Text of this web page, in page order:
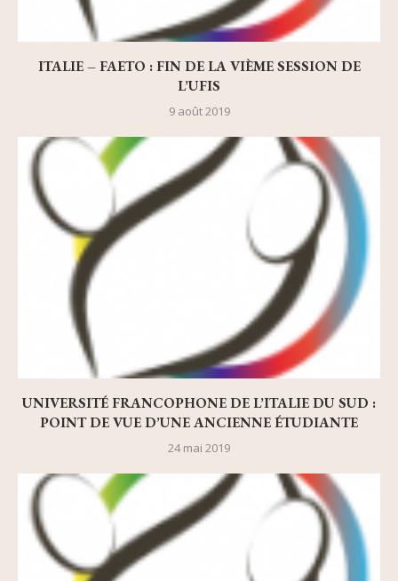
ITALIE – FAETO : FIN DE LA VIÈME SESSION DE
L’UFIS
9 août 2019
UNIVERSITÉ FRANCOPHONE DE L’ITALIE DU SUD :
POINT DE VUE D’UNE ANCIENNE ÉTUDIANTE
24 mai 2019